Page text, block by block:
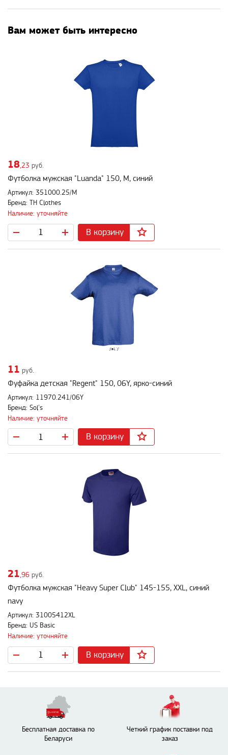
Вам может быть интересно
18,23 руб.
Футболка мужская "Luanda" 150, M, синий
Артикул: 351000.25/M
Бренд: TH Clothes
Наличие: уточняйте
В корзину
11 руб.
Фуфайка детская "Regent" 150, 06Y, ярко-синий
Артикул: 11970.241/06Y
Бренд: Sol's
Наличие: уточняйте
В корзину
21,96 руб.
Футболка мужская "Heavy Super Club" 145-155, XXL, синий
navy
Артикул: 31005412XL
Бренд: US Basic
Наличие: уточняйте
В корзину
Бесплатная доставка по
Беларуси
Четкий график поставки под
заказ